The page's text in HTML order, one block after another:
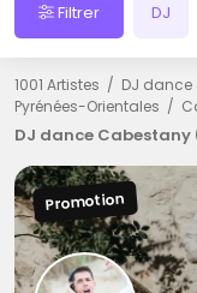
Filtrer DJ
1001 Artistes DJ dance
Pyrénées-Orientales
DJ dance Cabestany
Promotion